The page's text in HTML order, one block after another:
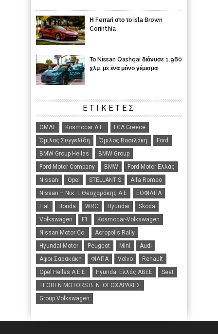
Η Ferrari στο το Isla Brown
Corinthia
Το Nissan Qashqai διάνυσε 1.980
χλμ. με ένα μόνο γέμισμα
ΕΤΙΚΈΤΕΣ
ΟΜΑΕ Kosmocar Α.Ε.
FCA Greece
Όμιλος Συγγελίδη
Όμιλος Βασιλάκη
Ford
BMW Group Hellas
BMW Group
Ford Motor Company
BMW
Ford Motor Ελλάς
Nissan
Opel STELLANTIS
Alfa Romeo
Nissan – Νικ. Ι. Θεοχαράκης Α.Ε
ΕΟΦΙΛΠΑ
Fiat
Honda WRC Hyundai
Skoda
Volkswagen
F1
Kosmocar-Volkswagen
Nissan Motor Co.
Acropolis Rally
Hyundai Motor
Peugeot Mini
Audi
Αφοι Σαρακάκη
ΦΙΛΠΑ Volvo
Renault
Opel Hellas A.E.E.
Hyundai Ελλάς ΑΒΕΕ
Seat
TEOREN MOTORS B. N. ΘΕΟΧΑΡΑΚΗΣ
Group Volkswagen